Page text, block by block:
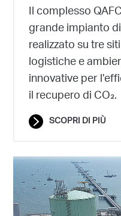
Il complesso
grande impianto
realizzato su tre
logistiche e
innovative per
il recupero di CO₂.
SCOPRI DI PIÙ